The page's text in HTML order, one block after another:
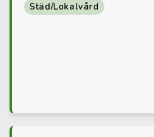
Städ/Lokalvård